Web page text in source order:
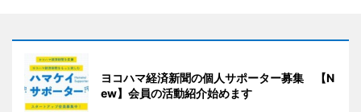
ヨコハマ経済新聞の個人サポーター募集 【N
ew】会員の活動紹介始めます